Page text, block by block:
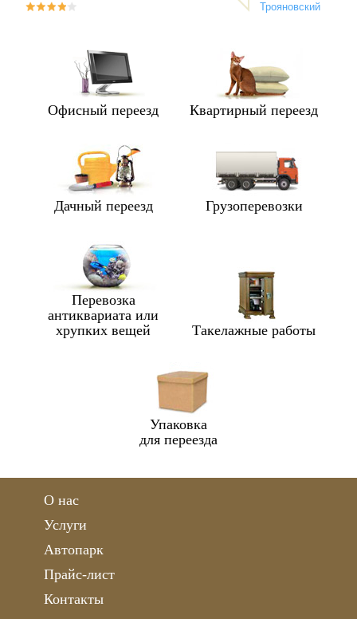
Трояновский
Офисный переезд Квартирный переезд
Дачный переезд Грузоперевозки
Перевозка
антиквариата или
хрупких вещей
Такелажные работы
Упаковка
для переезда
О нас
Услуги
Автопарк
Прайс-лист
Контакты